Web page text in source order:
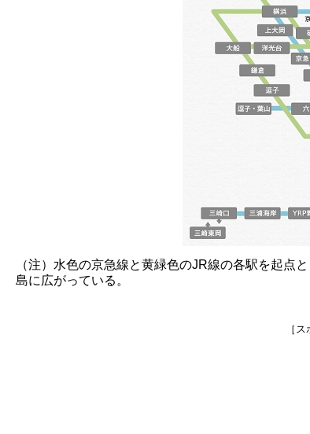
（注）水色の京急線と黄緑色のJR線の各駅を起点
島に広がっている。
［